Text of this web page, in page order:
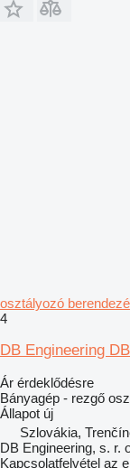
osztályozó
4
DB Engineering
Ár érdeklődésre
Bányagép - rezgő
Állapot új
Szlovákia,
DB Engineering, s. r.
Kapcsolatfelvétel az